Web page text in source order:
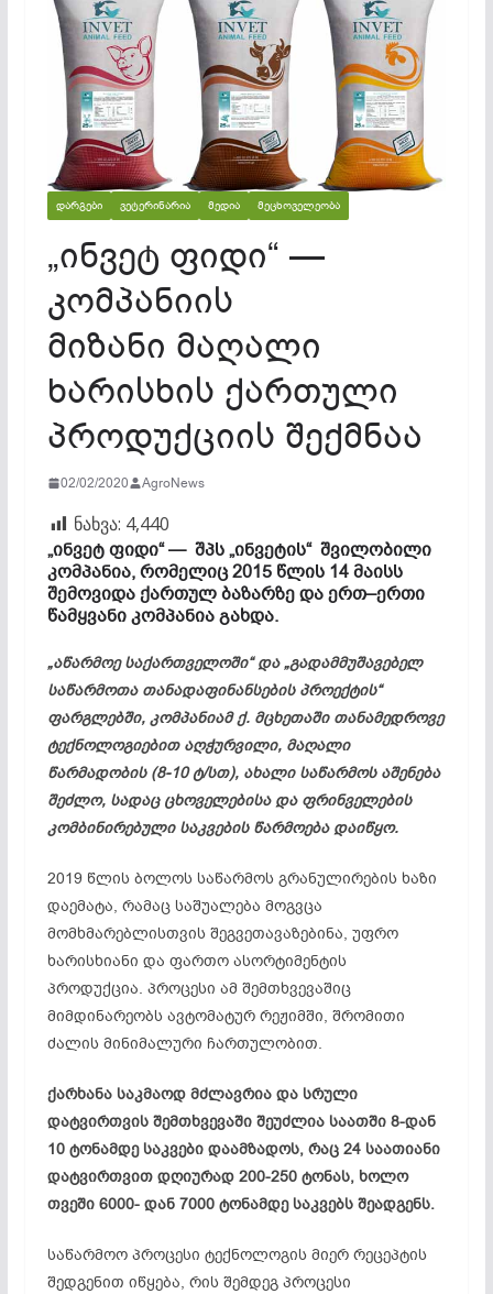
ᲓᲐᲠᲒᲔᲑᲘ ᲕᲔᲢᲔᲠᲘᲜᲐᲠᲘᲐ ᲛᲔᲓᲘᲐ ᲛᲔᲪᲮᲝᲕᲔᲚᲔᲝᲑᲐ
„ინვეტ ფიდი“ —
კომპანიის
მიზანი მაღალი
ხარისხის ქართული
პროდუქციის შექმნაა
02/02/2020 AgroNews
ნახვა: 4,440
„ინვეტფიდი“ — შპს„ინვეტის“ შვილობილი
კომპანია,რომელიც2015 წლის14მაისს
შემოვიდაქართულბაზარზედაერთ–ერთი
წამყვანიკომპანიაგახდა.
„აწარმოე საქართველოში“და„გადამმუშავებელ
საწარმოთა თანადაფინანსების პროექტის“
ფარგლებში, კომპანიამ ქ. მცხეთაში თანამედროვე
ტექნოლოგიებით აღჭურვილი, მაღალი
წარმადობის(8-10ტ/სთ), ახალი საწარმოს აშენება
შეძლო, სადაც ცხოველებისა და ფრინველების
კომბინირებული საკვების წარმოება დაიწყო.
2019 წლის ბოლოს საწარმოს გრანულირების ხაზი
დაემატა, რამაც საშუალება მოგვცა
მომხმარებლისთვის შეგვეთავაზებინა, უფრო
ხარისხიანი და ფართო ასორტიმენტის
პროდუქცია. პროცესი ამ შემთხვევაშიც
მიმდინარეობს ავტომატურ რეჟიმში, შრომითი
ძალის მინიმალური ჩართულობით.
ქარხანა საკმაოდ მძლავრია და სრული
დატვირთვის შემთხვევაში შეუძლია საათში 8-დან
10 ტონამდე საკვები დაამზადოს, რაც 24 საათიანი
დატვირთვით დღიურად 200-250 ტონას, ხოლო
თვეში 6000- დან 7000 ტონამდე საკვებს შეადგენს.
საწარმოო პროცესი ტექნოლოგის მიერ რეცეპტის
შედგენით იწყება, რის შემდეგ პროცესი